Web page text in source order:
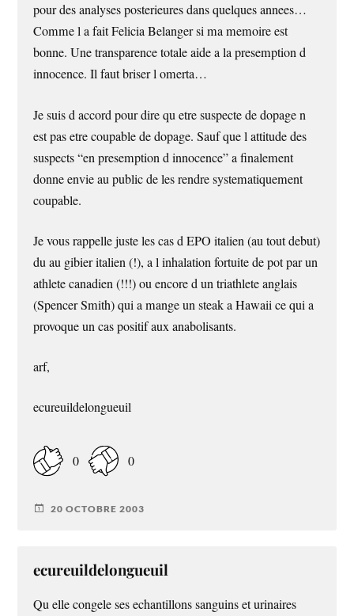
pour des analyses posterieures dans quelques annees…
Comme l a fait Felicia Belanger si ma memoire est
bonne. Une transparence totale aide a la presemption d
innocence. Il faut briser l omerta…
Je suis d accord pour dire qu etre suspecte de dopage n
est pas etre coupable de dopage. Sauf que l attitude des
suspects “en presemption d innocence” a finalement
donne envie au public de les rendre systematiquement
coupable.
Je vous rappelle juste les cas d EPO italien (au tout debut)
du au gibier italien (!), a l inhalation fortuite de pot par un
athlete canadien (!!!) ou encore d un triathlete anglais
(Spencer Smith) qui a mange un steak a Hawaii ce qui a
provoque un cas positif aux anabolisants.
arf,
ecureuildelongueuil
0 0
20 OCTOBRE 2003
ecureuildelongueuil
Qu elle congele ses echantillons sanguins et urinaires